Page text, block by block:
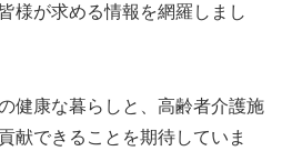
様が求める情報を網羅しまし
健康な暮らしと、高齢者介護施
献できることを期待していま